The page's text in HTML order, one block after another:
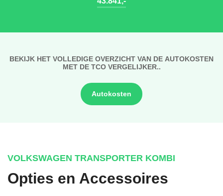
BEKIJK HET VOLLEDIGE OVERZICHT VAN DE AUTOKOSTEN
MET DE TCO VERGELIJKER..
Autokosten
VOLKSWAGEN TRANSPORTER KOMBI
Opties en Accessoires